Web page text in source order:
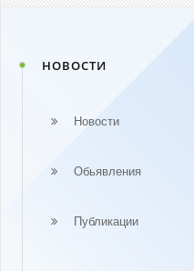
НОВОСТИ
Новости
Обьявления
Публикации